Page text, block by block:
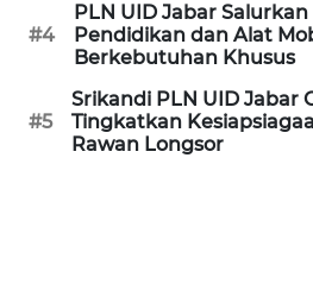
#4
PLN UID Jabar
Pendidikan dan Alat
Berkebutuhan Khusus
#5
Srikandi PLN UID Jabar
Tingkatkan
Rawan Longsor
WN
SEMARANG
WN
SOLO